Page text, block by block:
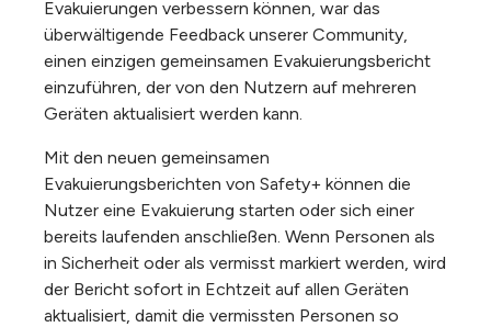
Evakuierungen verbessern können, war das
überwältigende Feedback unserer Community,
einen einzigen gemeinsamen Evakuierungsbericht
einzuführen, der von den Nutzern auf mehreren
Geräten aktualisiert werden kann.
Mit den neuen gemeinsamen
Evakuierungsberichten von Safety+ können die
Nutzer eine Evakuierung starten oder sich einer
bereits laufenden anschließen. Wenn Personen als
in Sicherheit oder als vermisst markiert werden, wird
der Bericht sofort in Echtzeit auf allen Geräten
aktualisiert, damit die vermissten Personen so